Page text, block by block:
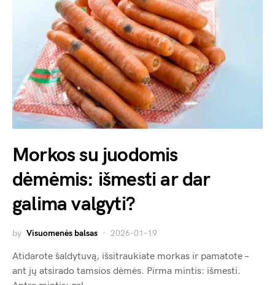
Morkos su juodomis
dėmėmis: išmesti ar dar
galima valgyti?
by Visuomenės balsas 2026-01-19
Atidarote šaldytuvą, išsitraukiate morkas ir pamatote –
ant jų atsirado tamsios dėmės. Pirma mintis: išmesti.